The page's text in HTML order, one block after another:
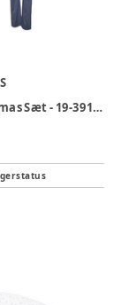
Viola Lia Pyjamas Sæt - 19-3919TCX